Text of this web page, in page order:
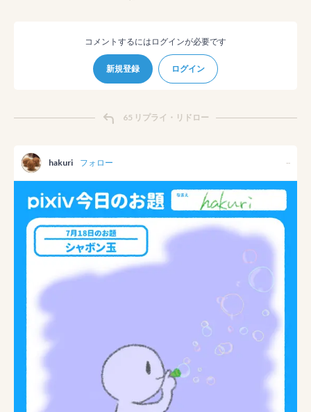
コメントするにはログインが必要です
新規登録 ログイン
65 リプライ・リドロー
hakuri フォロー --